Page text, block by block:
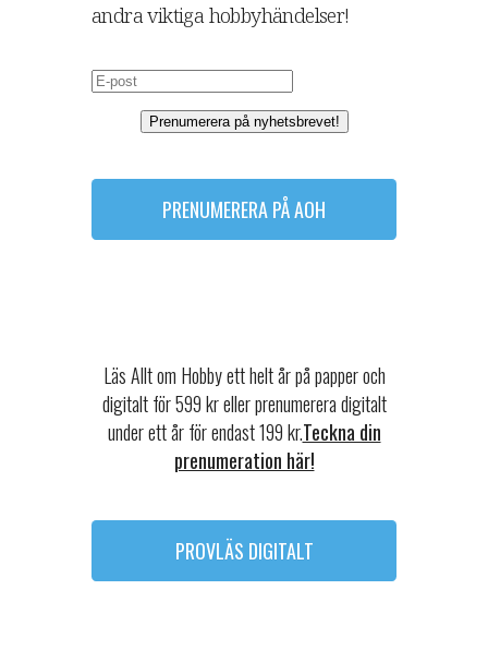
andra viktiga hobbyhändelser!
Prenumerera på nyhetsbrevet!
PRENUMERERA PÅ AOH
Läs Allt om Hobby ett helt år på papper och
digitalt för 599 kr eller prenumerera digitalt
under ett år för endast 199 kr.Teckna din
prenumeration här!
PROVLÄS DIGITALT